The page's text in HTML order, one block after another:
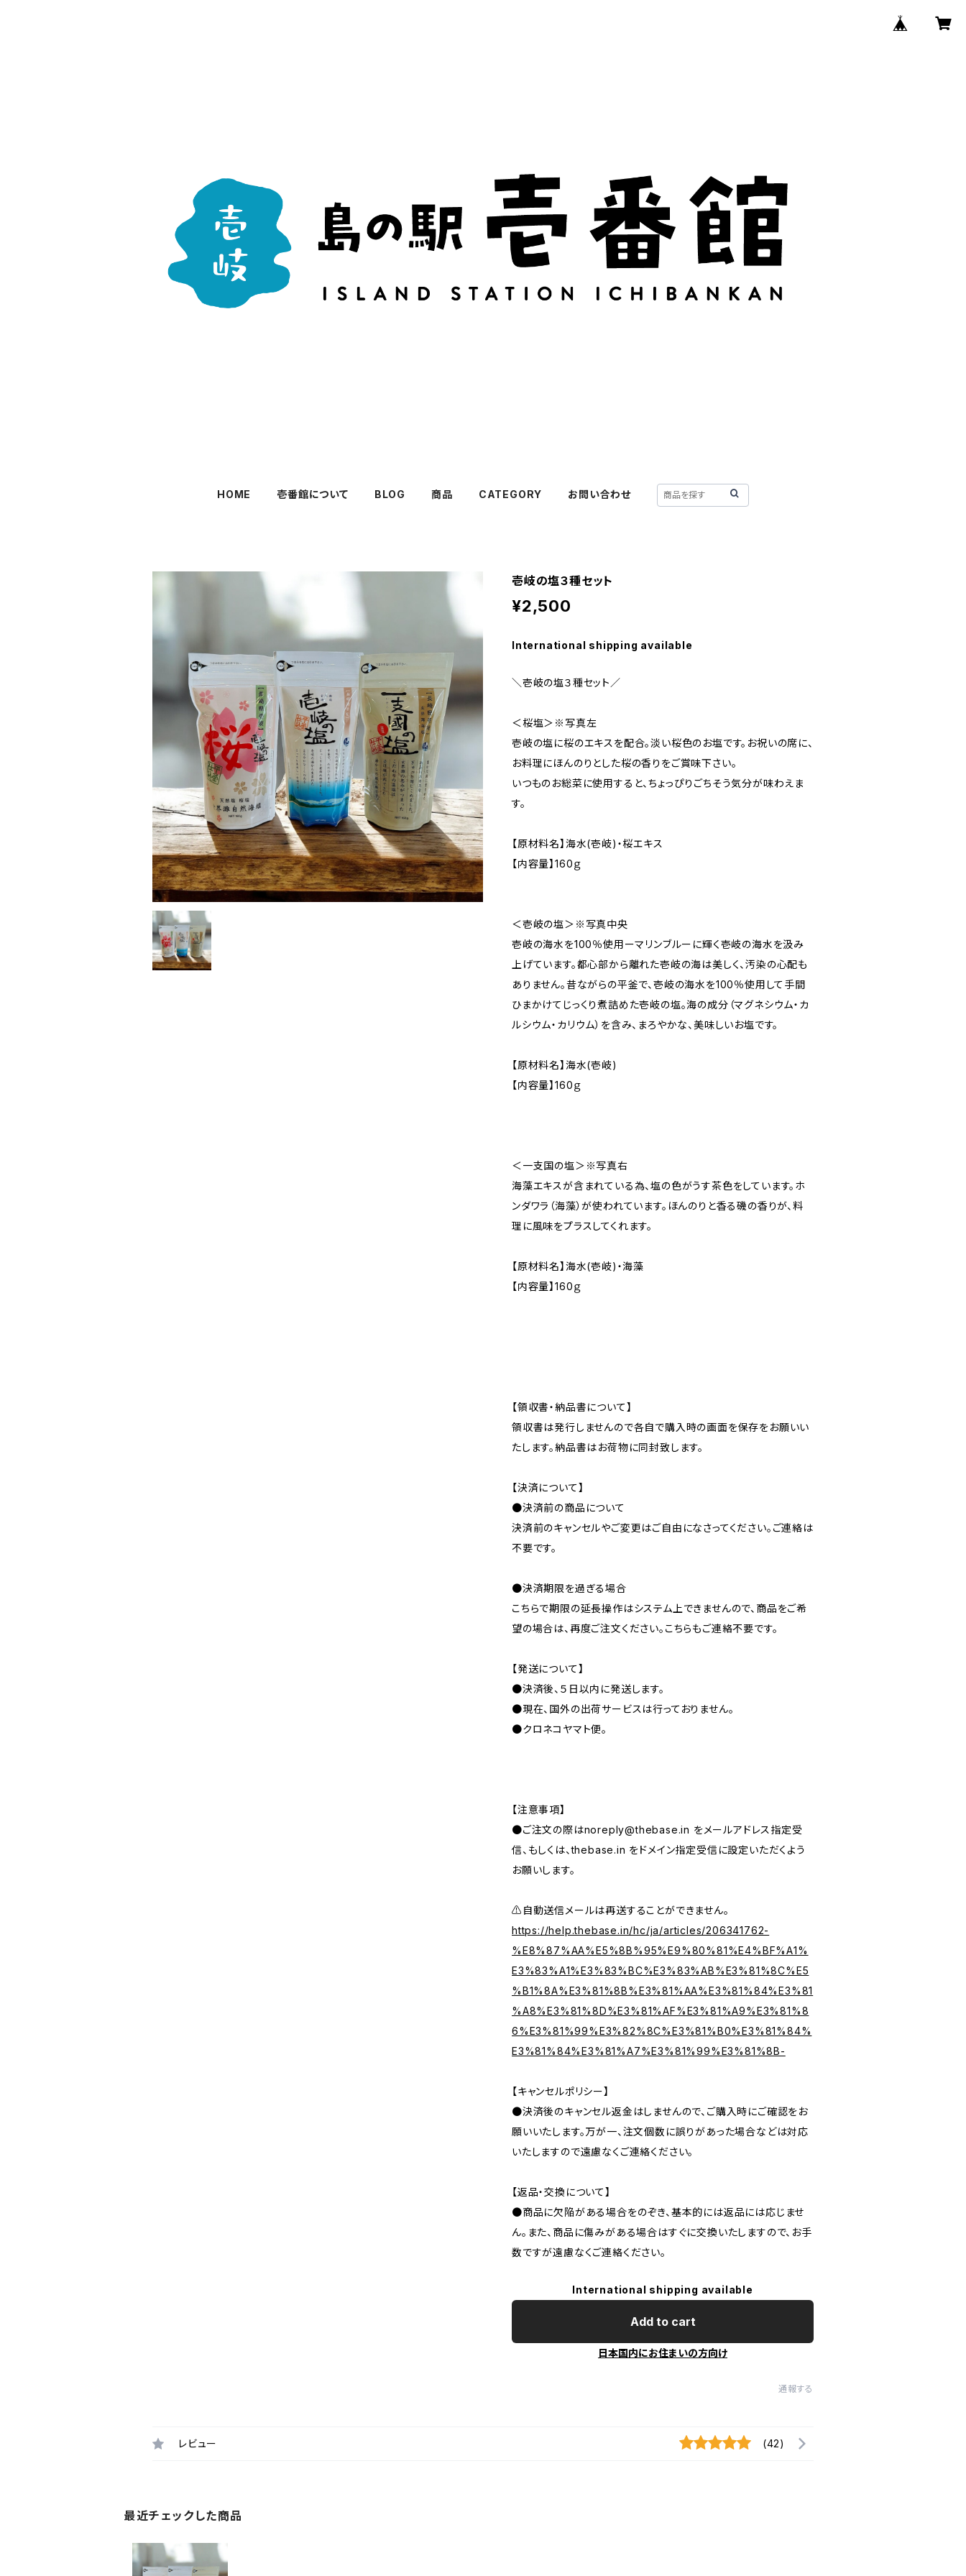
HOME 壱番館について BLOG 商品 CATEGORY お問い合わせ
壱岐の塩３種セット
¥2,500
International shipping available
＼壱岐の塩３種セット／
＜桜塩＞※写真左
壱岐の塩に桜のエキスを配合。淡い桜色のお塩です。お祝いの席に、
お料理にほんのりとした桜の香りをご賞味下さい。
いつものお総菜に使用すると、ちょっぴりごちそう気分が味わえま
す。
【原材料名】海水(壱岐)・桜エキス
【内容量】160ｇ
＜壱岐の塩＞※写真中央
壱岐の海水を100％使用ーマリンブルーに輝く壱岐の海水を汲み
上げています。都心部から離れた壱岐の海は美しく、汚染の心配も
ありません。昔ながらの平釜で、壱岐の海水を100％使用して手間
ひまかけてじっくり煮詰めた壱岐の塩。海の成分（マグネシウム・カ
ルシウム・カリウム）を含み、まろやかな、美味しいお塩です。
【原材料名】海水(壱岐)
【内容量】160ｇ
＜一支国の塩＞※写真右
海藻エキスが含まれている為、塩の色がうす茶色をしています。ホ
ンダワラ（海藻）が使われています。ほんのりと香る磯の香りが、料
理に風味をプラスしてくれます。
【原材料名】海水(壱岐)・海藻
【内容量】160ｇ
【領収書・納品書について】
領収書は発行しませんので各自で購入時の画面を保存をお願いい
たします。納品書はお荷物に同封致します。
【決済について】
●決済前の商品について
決済前のキャンセルやご変更はご自由になさってください。ご連絡は
不要です。
●決済期限を過ぎる場合
こちらで期限の延長操作はシステム上できませんので、商品をご希
望の場合は、再度ご注文ください。こちらもご連絡不要です。
【発送について】
●決済後、５日以内に発送します。
●現在、国外の出荷サービスは行っておりません。
●クロネコヤマト便。
【注意事項】
●ご注文の際はnoreply@thebase.in をメールアドレス指定受
信、もしくは、thebase.in をドメイン指定受信に設定いただくよう
お願いします。
⚠️自動送信メールは再送することができません。
https://help.thebase.in/hc/ja/articles/206341762-
%E8%87%AA%E5%8B%95%E9%80%81%E4%BF%A1%
E3%83%A1%E3%83%BC%E3%83%AB%E3%81%8C%E5
%B1%8A%E3%81%8B%E3%81%AA%E3%81%84%E3%81
%A8%E3%81%8D%E3%81%AF%E3%81%A9%E3%81%8
6%E3%81%99%E3%82%8C%E3%81%B0%E3%81%84%
E3%81%84%E3%81%A7%E3%81%99%E3%81%8B-
【キャンセルポリシー】
●決済後のキャンセル返金はしませんので、ご購入時にご確認をお
願いいたします。万が一、注文個数に誤りがあった場合などは対応
いたしますので遠慮なくご連絡ください。
【返品・交換について】
●商品に欠陥がある場合をのぞき、基本的には返品には応じませ
ん。また、商品に傷みがある場合はすぐに交換いたしますので、お手
数ですが遠慮なくご連絡ください。
International shipping available
Add to cart
日本国内にお住まいの方向け
通報する
レビュー (42)
最近チェックした商品